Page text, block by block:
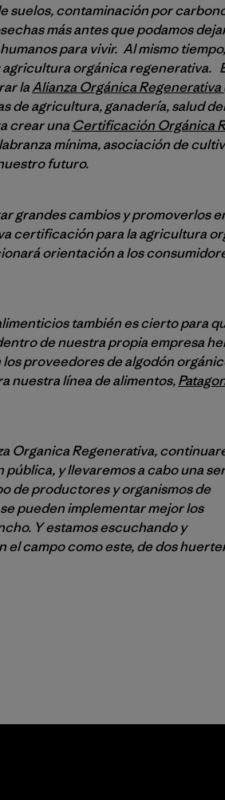
suelos, contaminación por
más antes que podamos
para vivir. Al mismo
orgánica regenerativa.
laAlianza Orgánica Regenerativa
de agricultura, ganadería, salud
crear una Certificación Orgánica
mínima, asociación de
futuro.
grandes cambios y promoverlos
certificación para la agricultura
orientación a los
también es cierto para
de nuestra propia empresa
proveedores de algodón
nuestra línea de alimentos,
Organica Regenerativa,
y llevaremos a cabo una
de productores y organismos de
pueden implementar mejor los
Y estamos escuchando y
campo como este, de dos